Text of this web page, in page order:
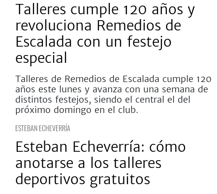
Talleres cumple 120 años y
revoluciona Remedios de
Escalada con un festejo
especial
Talleres de Remedios de Escalada cumple 120
años este lunes y avanza con una semana de
distintos festejos, siendo el central el del
próximo domingo en el club.
ESTEBAN ECHEVERRÍA
Esteban Echeverría: cómo
anotarse a los talleres
deportivos gratuitos